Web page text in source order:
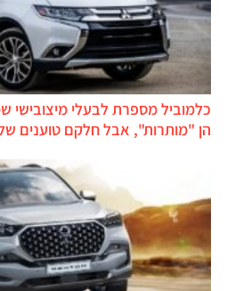
כלמוביל מספרת לבעלי מיצובישי
הן "מותרות", אבל חלקם טוענים